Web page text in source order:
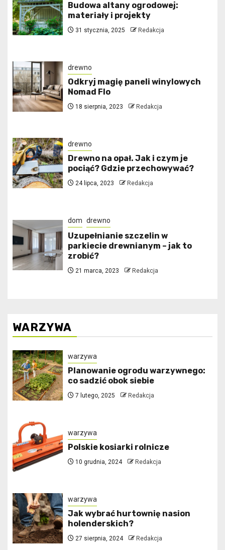
Budowa altany ogrodowej:
materiały i projekty
31 stycznia, 2025 Redakcja
drewno
Odkryj magię paneli winylowych
Nomad Flo
18 sierpnia, 2023 Redakcja
drewno
Drewno na opał. Jak i czym je
pociąć? Gdzie przechowywać?
24 lipca, 2023 Redakcja
dom drewno
Uzupełnianie szczelin w
parkiecie drewnianym – jak to
zrobić?
21 marca, 2023 Redakcja
WARZYWA
warzywa
Planowanie ogrodu warzywnego:
co sadzić obok siebie
7 lutego, 2025 Redakcja
warzywa
Polskie kosiarki rolnicze
10 grudnia, 2024 Redakcja
warzywa
Jak wybrać hurtownię nasion
holenderskich?
27 sierpnia, 2024 Redakcja